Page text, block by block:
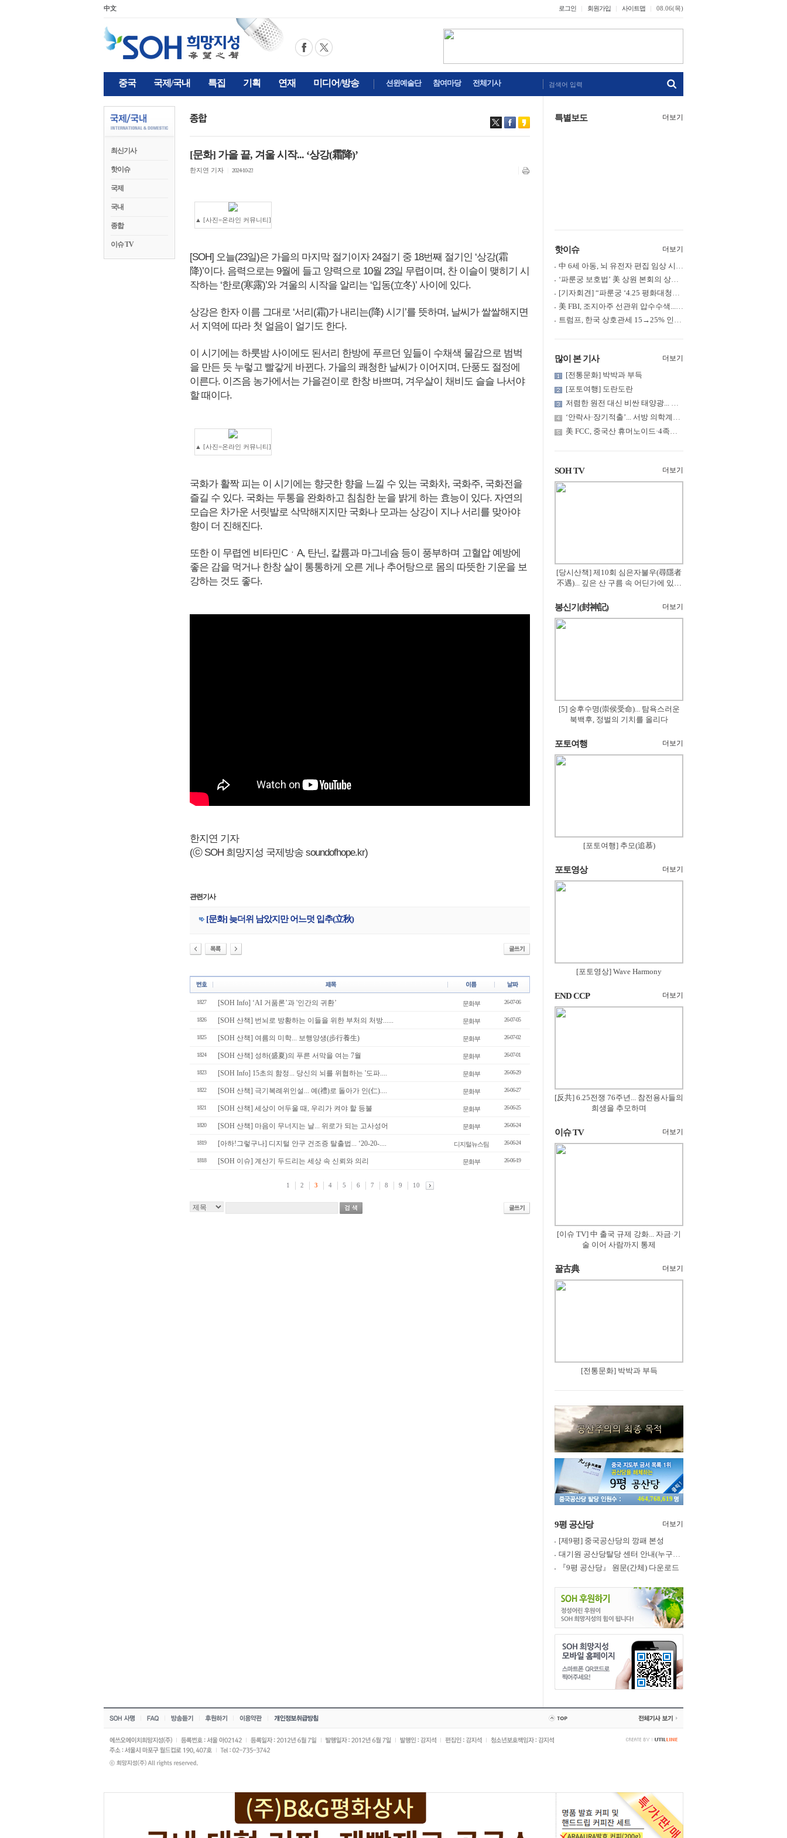
中文 로그인 회원가입 사이트맵 08.06(목)
중국 국제/국내 특집 기획 연재 미디어/방송 션윈예술단 참여마당 전체기사 검색어 입력
최신기사
핫이슈
국제
국내
종합
이슈 TV
[문화] 가을 끝, 겨울 시작... ‘상강(霜降)’
한지연 기자 2024-10-23
▲ [사진=온라인 커뮤니티]
[SOH] 오늘(23일)은 가을의 마지막 절기이자 24절기 중 18번째 절기인 ‘상강(霜
降)’이다. 음력으로는 9월에 들고 양력으로 10월 23일 무렵이며, 찬 이슬이 맺히기 시
작하는 ‘한로(寒露)’와 겨울의 시작을 알리는 ‘입동(立冬)’ 사이에 있다.
상강은 한자 이름 그대로 ‘서리(霜)가 내리는(降) 시기’를 뜻하며, 날씨가 쌀쌀해지면
서 지역에 따라 첫 얼음이 얼기도 한다.
이 시기에는 하룻밤 사이에도 된서리 한방에 푸르던 잎들이 수채색 물감으로 범벅
을 만든 듯 누렇고 빨갛게 바뀐다. 가을의 쾌청한 날씨가 이어지며, 단풍도 절정에
이른다. 이즈음 농가에서는 가을걷이로 한창 바쁘며, 겨우살이 채비도 슬슬 나서야
할 때이다.
▲ [사진=온라인 커뮤니티]
국화가 활짝 피는 이 시기에는 향긋한 향을 느낄 수 있는 국화차, 국화주, 국화전을
즐길 수 있다. 국화는 두통을 완화하고 침침한 눈을 밝게 하는 효능이 있다. 자연의
모습은 차가운 서릿발로 삭막해지지만 국화나 모과는 상강이 지나 서리를 맞아야
향이 더 진해진다.
또한 이 무렵엔 비타민CㆍA, 탄닌, 칼륨과 마그네슘 등이 풍부하며 고혈압 예방에
좋은 감을 먹거나 한창 살이 통통하게 오른 게나 추어탕으로 몸의 따뜻한 기운을 보
강하는 것도 좋다.
한지연 기자
(ⓒ SOH 희망지성 국제방송 soundofhope.kr)
관련기사
[문화] 늦더위 남았지만 어느덧 입추(立秋)
1827 [SOH Info] ‘AI 거품론’과 '인간의 귀환’ 문화부 26-07-06
1826 [SOH 산책] 번뇌로 방황하는 이들을 위한 부처의 처방...... 문화부 26-07-05
1825 [SOH 산책] 여름의 미학... 보행양생(步行養生) 문화부 26-07-02
1824 [SOH 산책] 성하(盛夏)의 푸른 서막을 여는 7월 문화부 26-07-01
1823 [SOH Info] 15초의 함정... 당신의 뇌를 위협하는 '도파.... 문화부 26-06-29
1822 [SOH 산책] 극기복례위인설... 예(禮)로 돌아가 인(仁).... 문화부 26-06-27
1821 [SOH 산책] 세상이 어두울 때, 우리가 켜야 할 등불 문화부 26-06-25
1820 [SOH 산책] 마음이 무너지는 날... 위로가 되는 고사성어 문화부 26-06-24
1819 [아하!그렇구나] 디지털 안구 건조증 탈출법... ‘20-20-.... 디지털뉴스팀 26-06-24
1818 [SOH 이슈] 계산기 두드리는 세상 속 신뢰와 의리 문화부 26-06-19
1 2 3 4 5 6 7 8 9 10
특별보도 더보기
핫이슈 더보기
中 6세 아동, 뇌 유전자 편집 임상 시험 중 사망... 의료진 1년간 ....
‘파룬궁 보호법’ 美 상원 본회의 상정... 최종 입법 ‘초읽기’
[기자회견] “파룬궁 ‘4.25 평화대청원’ 기념 & 중공의 션윈 공연 .....
美 FBI, 조지아주 선관위 압수수색... 트럼프 “부정선거 증거 확보....
트럼프, 한국 상호관세 15→25% 인상... “韓 국회 무력합의 미비준”....
많이 본 기사 더보기
[전통문화] 박박과 부득
[포토여행] 도란도란
저렴한 원전 대신 비싼 태양광... 요금 부담은 누가?
‘안락사·장기적출’... 서방 의학계까지 침투한 ‘공리주의적 생명윤....
美 FCC, 중국산 휴머노이드·4족보행 로봇·전력 인버터 신규 수입 .....
SOH TV 더보기
[당시산책] 제10회 심은자불우(尋隱者
不遇)... 깊은 산 구름 속 어딘가에 있겠
봉신기(封神記) 더보기
[5] 숭후수명(崇侯受命)... 탐욕스러운
북백후, 정벌의 기치를 올리다
포토여행 더보기
[포토여행] 추모(追慕)
포토영상 더보기
[포토영상] Wave Harmony
END CCP 더보기
[反共] 6.25전쟁 76주년... 참전용사들의
희생을 추모하며
이슈 TV 더보기
[이슈 TV] 中 출국 규제 강화... 자금·기
술 이어 사람까지 통제
꿀古典 더보기
[전통문화] 박박과 부득
464,768,619
9평 공산당 더보기
[제9평] 중국공산당의 깡패 본성
대기원 공산당탈당 센터 안내(누구나 쉽게 退黨, 退團, 退隊 가능)
『9평 공산당』 원문(간체) 다운로드